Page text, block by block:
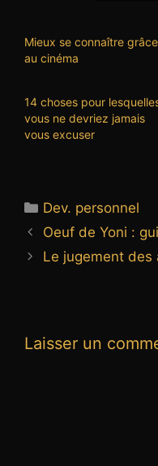
Mieux se connaître grâce
au cinéma
14 choses pour
vous ne devriez jamais
vous excuser
Catégories
Dev. personnel
Oeuf de Yoni :
Le jugement des
Laisser un